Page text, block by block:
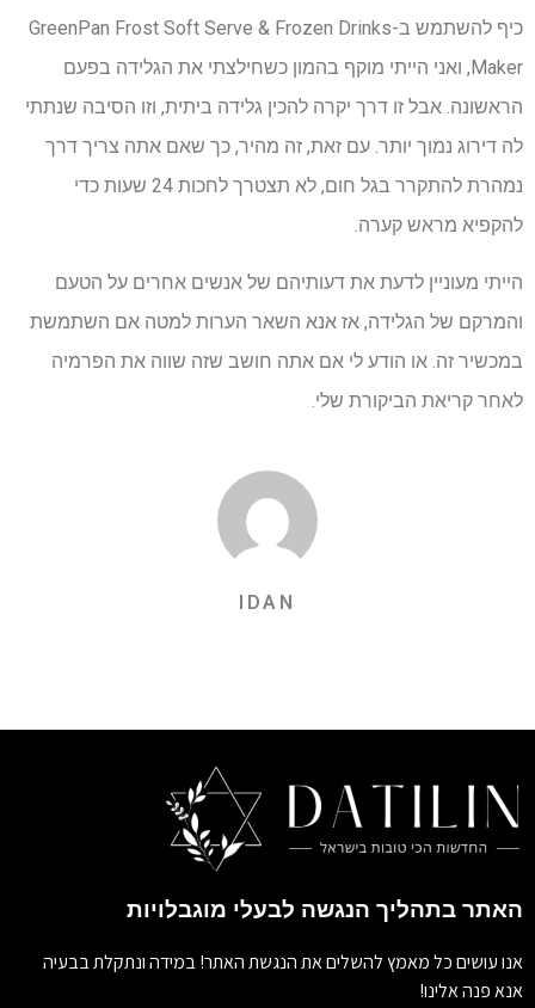
כיף להשתמש ב-GreenPan Frost Soft Serve & Frozen Drinks
Maker, ואני הייתי מוקף בהמון כשחילצתי את הגלידה בפעם
הראשונה. אבל זו דרך יקרה להכין גלידה ביתית, וזו הסיבה שנתתי
לה דירוג נמוך יותר. עם זאת, זה מהיר, כך שאם אתה צריך דרך
נמהרת להתקרר בגל חום, לא תצטרך לחכות 24 שעות כדי
להקפיא מראש קערה.
הייתי מעוניין לדעת את דעותיהם של אנשים אחרים על הטעם
והמרקם של הגלידה, אז אנא השאר הערות למטה אם השתמשת
במכשיר זה. או הודע לי אם אתה חושב שזה שווה את הפרמיה
לאחר קריאת הביקורת שלי.
IDAN
האתר בתהליך הנגשה לבעלי מוגבלויות
אנו עושים כל מאמץ להשלים את הנגשת האתר! במידה ונתקלת בבעיה
אנא פנה אלינו!